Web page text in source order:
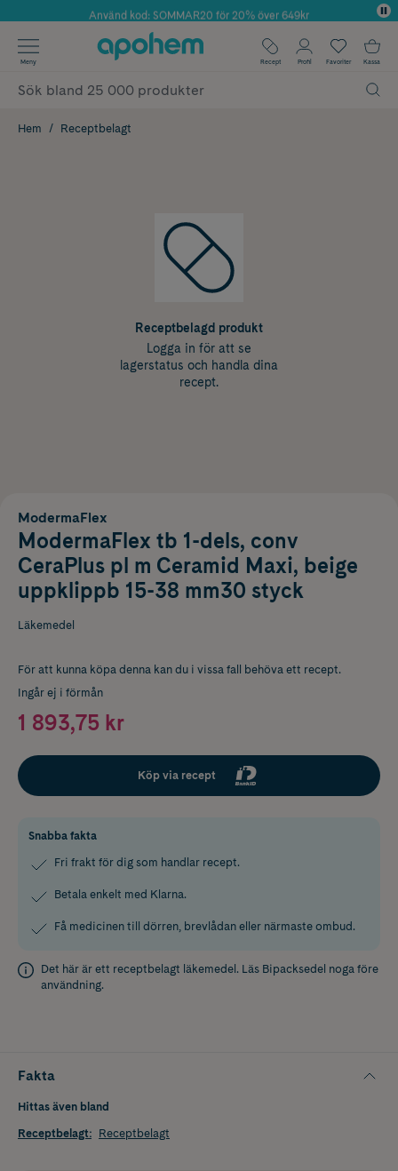
Årets Butik 2025 inom Skönhet
Använd kod: SOMMAR20 för 20% över 649kr
✓ Fri frakt
✓ Poäng på alla köp*
Meny Recept Profil Favoriter Kassa
Hem Receptbelagt
Receptbelagd produkt
Logga in för att se
lagerstatus och handla dina
recept.
ModermaFlex
ModermaFlex tb 1-dels, conv
CeraPlus pl m Ceramid Maxi, beige
uppklippb 15-38 mm30 styck
Läkemedel
För att kunna köpa denna kan du i vissa fall behöva ett recept.
Ingår ej i förmån
1 893,75 kr
Köp via recept
Snabba fakta
Fri frakt för dig som handlar recept.
Betala enkelt med Klarna.
Få medicinen till dörren, brevlådan eller närmaste ombud.
Det här är ett receptbelagt läkemedel. Läs Bipacksedel noga före
användning.
Fakta
Hittas även bland
Receptbelagt: Receptbelagt